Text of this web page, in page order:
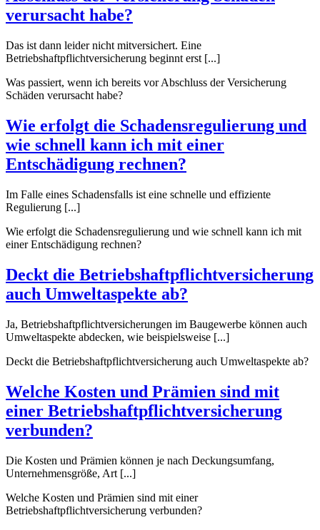
verursacht habe?
Das ist dann leider nicht mitversichert. Eine
Betriebshaftpflichtversicherung beginnt erst [...]
Was passiert, wenn ich bereits vor Abschluss der Versicherung
Schäden verursacht habe?
Wie erfolgt die Schadensregulierung und
wie schnell kann ich mit einer
Entschädigung rechnen?
Im Falle eines Schadensfalls ist eine schnelle und effiziente
Regulierung [...]
Wie erfolgt die Schadensregulierung und wie schnell kann ich mit
einer Entschädigung rechnen?
Deckt die Betriebshaftpflichtversicherung
auch Umweltaspekte ab?
Ja, Betriebshaftpflichtversicherungen im Baugewerbe können auch
Umweltaspekte abdecken, wie beispielsweise [...]
Deckt die Betriebshaftpflichtversicherung auch Umweltaspekte ab?
Welche Kosten und Prämien sind mit
einer Betriebshaftpflichtversicherung
verbunden?
Die Kosten und Prämien können je nach Deckungsumfang,
Unternehmensgröße, Art [...]
Welche Kosten und Prämien sind mit einer
Betriebshaftpflichtversicherung verbunden?